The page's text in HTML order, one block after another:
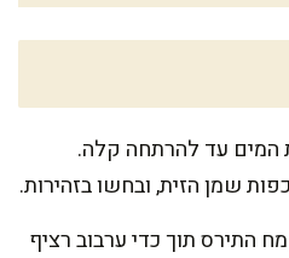
המים עד להרתחה קלה.
שמן הזית, ובחשו בזהירות.
התירס תוך כדי ערבוב רציף